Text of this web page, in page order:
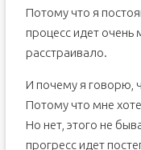
Потому что я
процесс идет очень
расстраивало.
И почему я говорю,
Потому что мне
Но нет, этого не
прогресс идет